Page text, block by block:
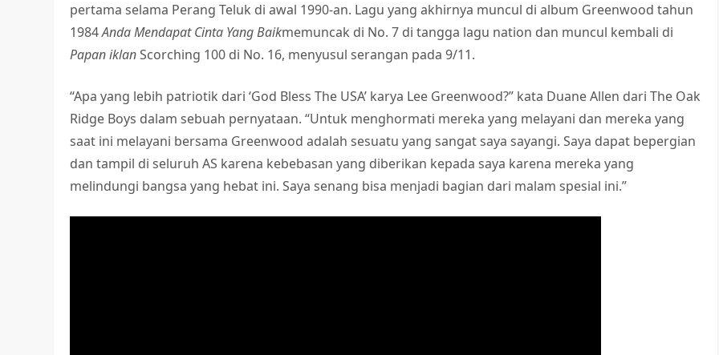
pertama selama Perang Teluk di awal 1990-an. Lagu yang akhirnya muncul di album Greenwood tahun
1984Anda Mendapat Cinta Yang Baikmemuncak di No. 7 di tangga lagu nation dan muncul kembali di
Papan iklanScorching 100 di No. 16, menyusul serangan pada 9/11.
“Apa yang lebih patriotik dari ‘God Bless The USA’ karya Lee Greenwood?” kata Duane Allen dari The Oak
Ridge Boys dalam sebuah pernyataan. “Untuk menghormati mereka yang melayani dan mereka yang
saat ini melayani bersama Greenwood adalah sesuatu yang sangat saya sayangi. Saya dapat bepergian
dan tampil di seluruh AS karena kebebasan yang diberikan kepada saya karena mereka yang
melindungi bangsa yang hebat ini. Saya senang bisa menjadi bagian dari malam spesial ini.”